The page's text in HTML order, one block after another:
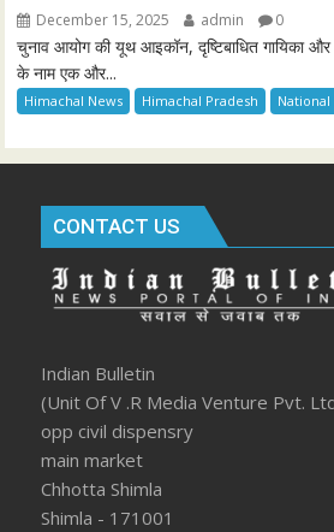
December 15, 2025 admin 0
चुनाव आयोग की यूथ आइकॉन, दृष्टिबाधित गायिका
के नाम एक और...
Himachal News Himachal Pradesh National
CONTACT US
Indian Bulletin
(Unit Of V .R Media Venture Pvt.
opp civil dispensry
main market
Chhotta Shimla
Shimla - 171001